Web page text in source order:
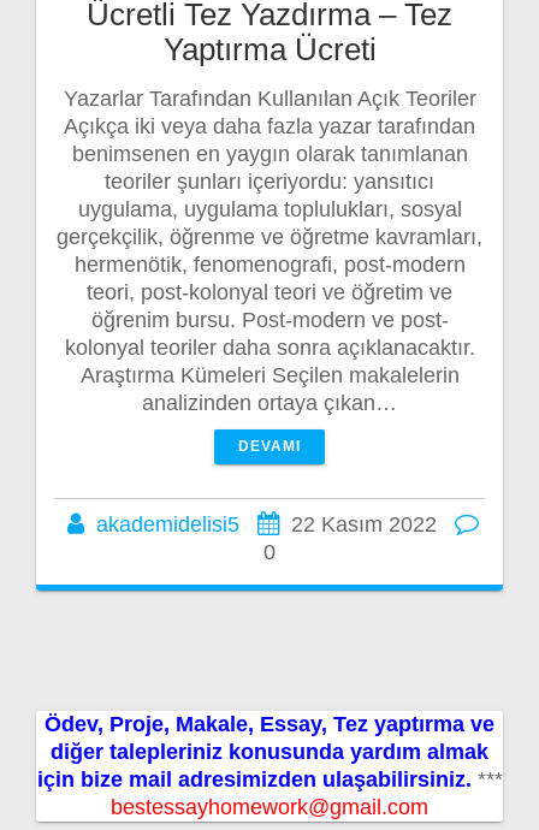
Ücretli Tez Yazdırma – Tez
Yaptırma Ücreti
Yazarlar Tarafından Kullanılan Açık Teoriler
Açıkça iki veya daha fazla yazar tarafından
benimsenen en yaygın olarak tanımlanan
teoriler şunları içeriyordu: yansıtıcı
uygulama, uygulama toplulukları, sosyal
gerçekçilik, öğrenme ve öğretme kavramları,
hermenötik, fenomenografi, post-modern
teori, post-kolonyal teori ve öğretim ve
öğrenim bursu. Post-modern ve post-
kolonyal teoriler daha sonra açıklanacaktır.
Araştırma Kümeleri Seçilen makalelerin
analizinden ortaya çıkan…
DEVAMI
akademidelisi5
22 Kasım 2022
0
Ödev, Proje, Makale, Essay, Tez yaptırma ve
diğer talepleriniz konusunda yardım almak
için bize mail adresimizden ulaşabilirsiniz. ***
bestessayhomework@gmail.com